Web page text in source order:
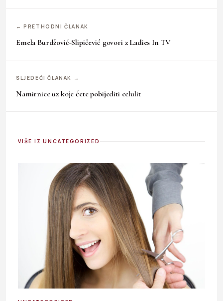
← PRETHODNI ČLANAK
Emela Burdžović-Slipičević govori z Ladies In TV
SLJEDEĆI ČLANAK →
Namirnice uz koje ćete pobijediti celulit
VIŠE IZ UNCATEGORIZED